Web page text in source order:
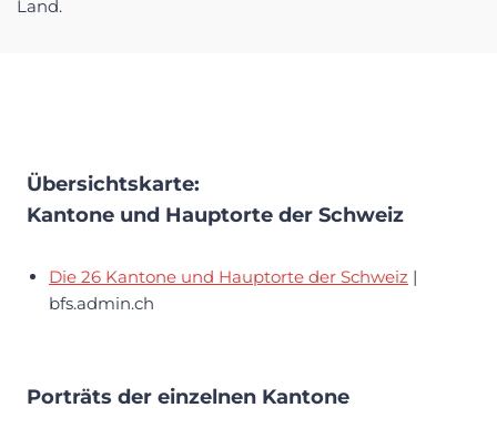
Land.
Übersichtskarte:
Kantone und Hauptorte der Schweiz
Die 26 Kantone und Hauptorte der Schweiz |
bfs.admin.ch
Porträts der einzelnen Kantone